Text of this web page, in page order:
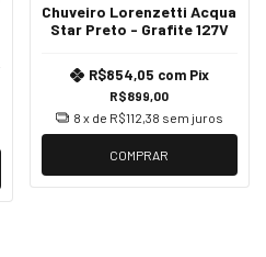
Chuveiro Lorenzetti Acqua
Star Preto - Grafite 127V
R$899,00
R$854,05 com Pix
8 x de R$112,38 sem juros
COMPRAR